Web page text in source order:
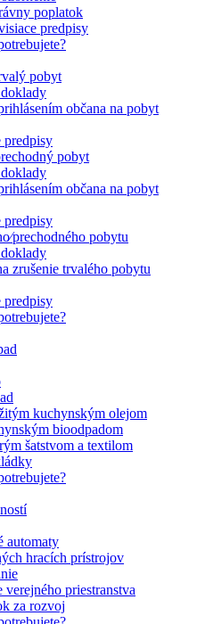
poplatok
predpisy
pobyt
občana na pobyt
predpisy
pobyt
občana na pobyt
predpisy
pobytu
zrušenie trvalého pobytu
predpisy
kuchynským olejom
bioodpadom
šatstvom a textilom
automaty
hracích prístrojov
priestranstva
za rozvoj